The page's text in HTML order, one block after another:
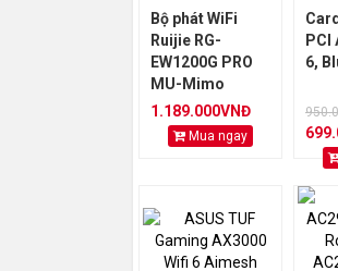
Bộ phát WiFi
Ruijie RG-
EW1200G PRO
MU-Mimo
1.189.000VNĐ
Mua ngay
PCI
6,